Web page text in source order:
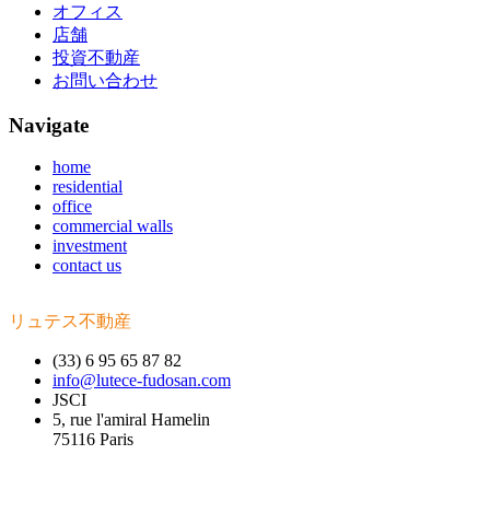
オフィス
店舗
投資不動産
お問い合わせ
Navigate
home
residential
office
commercial walls
investment
contact us
リュテス不動産
(33) 6 95 65 87 82
info@lutece-fudosan.com
JSCI
5, rue l'amiral Hamelin
75116 Paris